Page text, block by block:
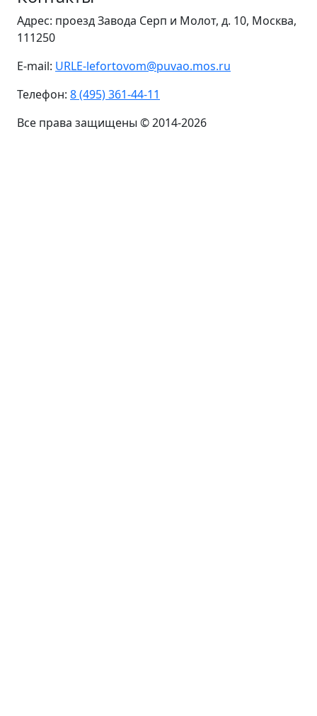
Адрес: проезд Завода Серп и Молот, д. 10, Москва,
111250
E-mail: URLE-lefortovom@puvao.mos.ru
Телефон: 8 (495) 361-44-11
Все права защищены © 2014-2026